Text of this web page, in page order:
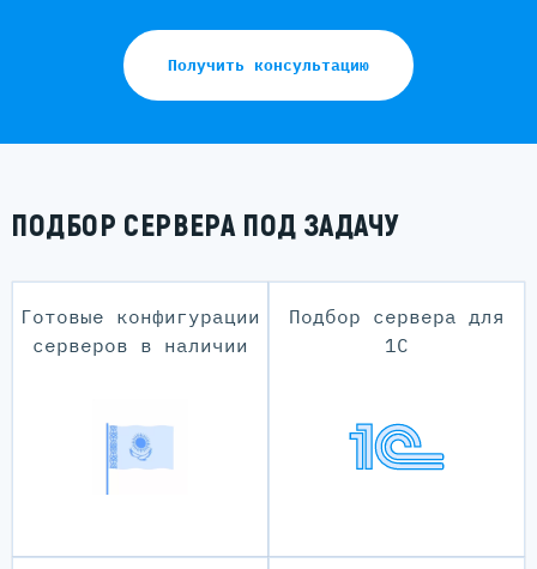
Получить консультацию
ПОДБОР СЕРВЕРА ПОД ЗАДАЧУ
Готовые конфигурации
серверов в наличии
Подбор сервера для
1С